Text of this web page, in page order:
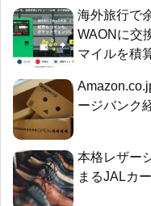
海外旅行で
WAONに交
マイルを積
ージバンク
本格レザー
まるJALカ